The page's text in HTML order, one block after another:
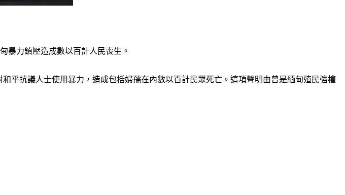
暴力鎮壓造成數以百計人民喪生。
平抗議人士使用暴力，造成包括婦孺在內數以百計民眾死亡。這項聲明由曾是緬甸殖民強權